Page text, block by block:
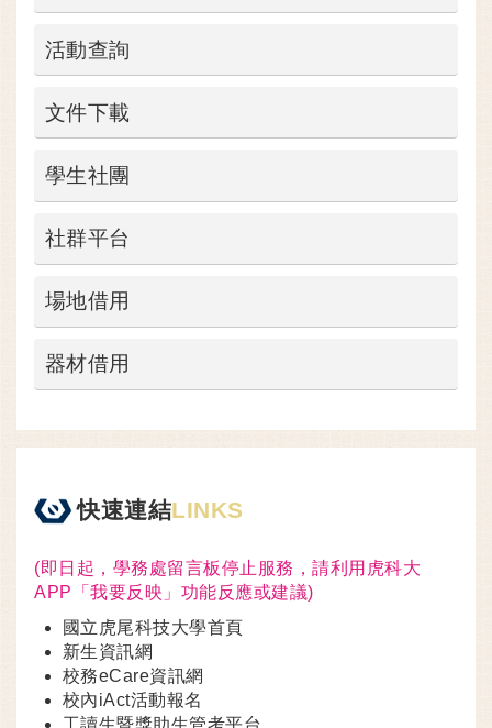
活動查詢
文件下載
學生社團
社群平台
場地借用
器材借用
快速連結LINKS
(即日起，學務處留言板停止服務，請利用虎科大
APP「我要反映」功能反應或建議)
國立虎尾科技大學首頁
新生資訊網
校務eCare資訊網
校內iAct活動報名
工讀生暨獎助生管考平台